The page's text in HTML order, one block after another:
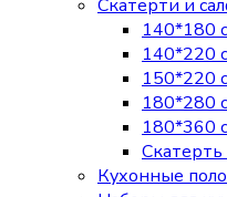
Скатерти и
140*180
140*220
150*220
180*280
180*360
Скатерть
Кухонные